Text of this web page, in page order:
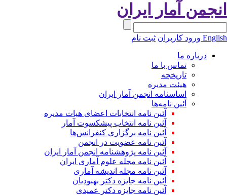
آمار ایران
ورود کاربران ثبت نام
درباره ما
تماس با ما
تاریخچه
هیئت مدیره
اساسنامه انجمن آمار ایران
آئین نامه‌ها
آئین نامه انتخابات اعضای هیات مدیره
آئین نامه انتخاب پیشکسوت آمار
آئین نامه برگزاری کنفرانس‌ها
آئین نامه عضویت در انجمن
آئین نامه پژوهشنامه انجمن آمار ایران
آئین نامه مجله علوم آماری ایران
آئین نامه مجله اندیشه آماری
آئین‌ نامه جایزه دکتر بهبودیان
آئین نامه جایزه دکتر عمیدی